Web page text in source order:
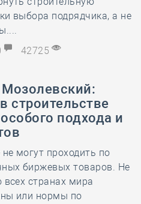
выбора подрядчика, а не
42725
строительстве
подхода и
могут проходить по
биржевых товаров. Не
всех странах мира
или нормы по